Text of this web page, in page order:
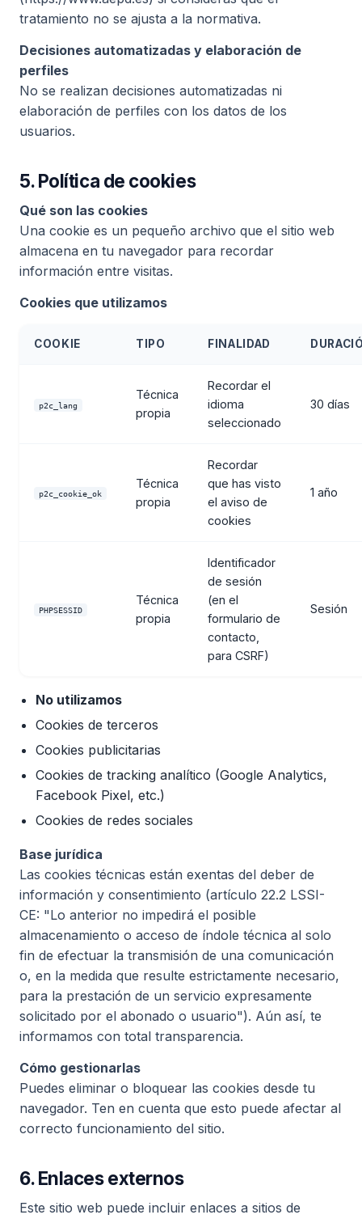
tratamiento no se ajusta a la normativa.
Decisiones automatizadas y elaboración de
perfiles
No se realizan decisiones automatizadas ni
elaboración de perfiles con los datos de los
usuarios.
5.Política de cookies
Qué son las cookies
Una cookie es un pequeño archivo que el sitio web
almacena en tu navegador para recordar
información entre visitas.
Cookies que utilizamos
COOKIE TIPO FINALIDAD
p2c_lang
Técnica
propia
Recordar el
idioma
seleccionado
30 días
p2c_cookie_ok
Técnica
propia
Recordar
que has visto
el aviso de
cookies
1 año
PHPSESSID
Técnica
propia
Identificador
de sesión
(en el
formulario de
contacto,
para CSRF)
Sesión
No utilizamos
Cookies de terceros
Cookies publicitarias
Cookies de tracking analítico (Google Analytics,
Facebook Pixel, etc.)
Cookies de redes sociales
Base jurídica
Las cookies técnicas están exentas del deber de
información y consentimiento (artículo 22.2 LSSI-
CE: "Lo anterior no impedirá el posible
almacenamiento o acceso de índole técnica al solo
fin de efectuar la transmisión de una comunicación
o, en la medida que resulte estrictamente necesario,
para la prestación de un servicio expresamente
solicitado por el abonado o usuario"). Aún así, te
informamos con total transparencia.
Cómo gestionarlas
Puedes eliminar o bloquear las cookies desde tu
navegador. Ten en cuenta que esto puede afectar al
correcto funcionamiento del sitio.
6. Enlaces externos
Este sitio web puede incluir enlaces a sitios de